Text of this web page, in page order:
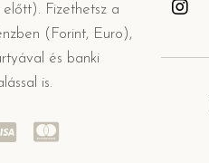
Fizethetsz a
(Forint, Euro),
és banki
is.